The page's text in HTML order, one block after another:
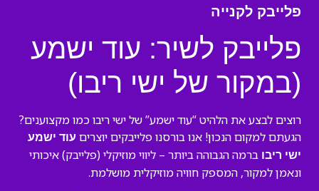
פלייבק לקנייה
פלייבק לשיר: עוד ישמע
(במקור של ישי ריבו)
רוצים לבצע את הלהיט “עוד ישמע” של ישי ריבו כמו מקצוענים?
הגעתם למקום הנכון! אנו בורסנו פלייבקים יוצרים עוד ישמע
ישי ריבו ברמה הגבוהה ביותר – ליווי מוזיקלי (פלייבק) איכותי
ונאמן למקור, המספק חוויה מוזיקלית מושלמת.